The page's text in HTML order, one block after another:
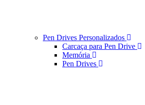
Pen Drives Personalizados
Carcaça para Pen Drive
Memória
Pen Drives